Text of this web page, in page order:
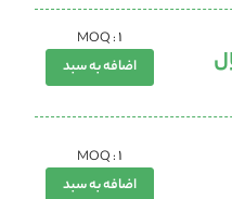
MOQ : 1
اضافه به سبد
MOQ : 1
اضافه به سبد